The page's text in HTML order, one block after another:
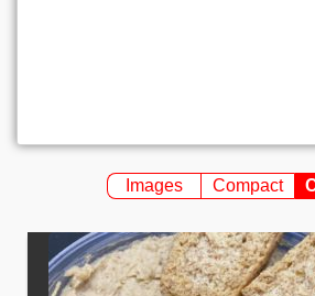
Images Compact